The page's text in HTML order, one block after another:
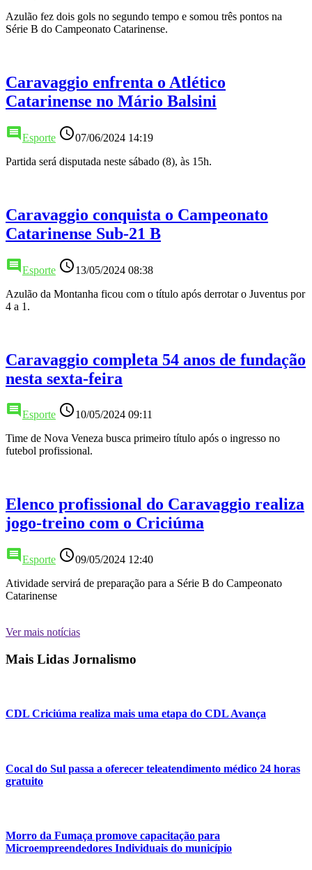
Azulão fez dois gols no segundo tempo e somou três pontos na
Série B do Campeonato Catarinense.
Caravaggio enfrenta o Atlético
Catarinense no Mário Balsini
comment Esporte access_time07/06/2024 14:19
Partida será disputada neste sábado (8), às 15h.
Caravaggio conquista o Campeonato
Catarinense Sub-21 B
comment Esporte access_time13/05/2024 08:38
Azulão da Montanha ficou com o título após derrotar o Juventus por
4 a 1.
Caravaggio completa 54 anos de fundação
nesta sexta-feira
comment Esporte access_time10/05/2024 09:11
Time de Nova Veneza busca primeiro título após o ingresso no
futebol profissional.
Elenco profissional do Caravaggio realiza
jogo-treino com o Criciúma
comment Esporte access_time09/05/2024 12:40
Atividade servirá de preparação para a Série B do Campeonato
Catarinense
Ver mais notícias
Mais Lidas Jornalismo
CDL Criciúma realiza mais uma etapa do CDL Avança
Cocal do Sul passa a oferecer teleatendimento médico 24 horas
gratuito
Morro da Fumaça promove capacitação para
Microempreendedores Individuais do município